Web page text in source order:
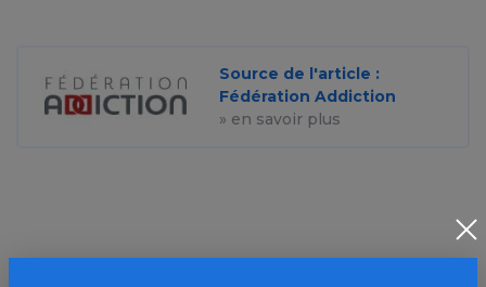
Source de l'article :
Fédération Addiction
» en savoir plus